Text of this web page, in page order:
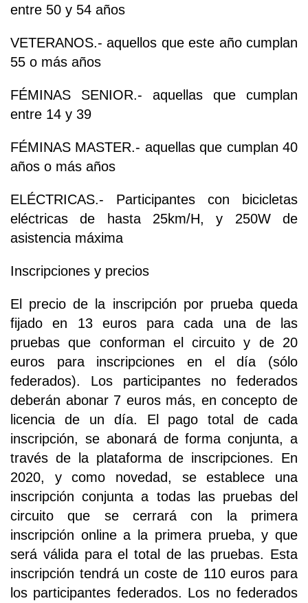
entre 50 y 54 años
VETERANOS.- aquellos que este año cumplan
55 o más años
FÉMINAS SENIOR.- aquellas que cumplan
entre 14 y 39
FÉMINAS MASTER.- aquellas que cumplan 40
años o más años
ELÉCTRICAS.- Participantes con bicicletas
eléctricas de hasta 25km/H, y 250W de
asistencia máxima
Inscripciones y precios
El precio de la inscripción por prueba queda
fijado en 13 euros para cada una de las
pruebas que conforman el circuito y de 20
euros para inscripciones en el día (sólo
federados). Los participantes no federados
deberán abonar 7 euros más, en concepto de
licencia de un día. El pago total de cada
inscripción, se abonará de forma conjunta, a
través de la plataforma de inscripciones. En
2020, y como novedad, se establece una
inscripción conjunta a todas las pruebas del
circuito que se cerrará con la primera
inscripción online a la primera prueba, y que
será válida para el total de las pruebas. Esta
inscripción tendrá un coste de 110 euros para
los participantes federados. Los no federados